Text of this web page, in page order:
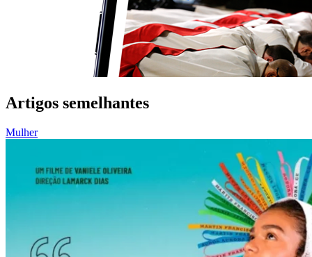
Artigos semelhantes
Mulher